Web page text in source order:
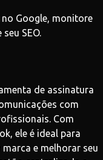
Google, monitore
SEO.
de assinatura
com
Com
ele é ideal para
e melhorar seu